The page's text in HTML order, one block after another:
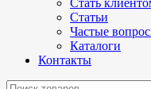
Стать
Статьи
Частые
Каталоги
Контакты